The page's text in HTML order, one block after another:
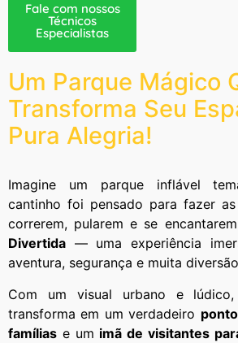
Fale com nossos
Técnicos
Especialistas
Um Parque Mágico
Transforma Seu
Pura Alegria!
Imagine um parque inflável
cantinho foi pensado para fazer
correrem, pularem e se
Divertida — uma experiência
aventura, segurança e muita
Com um visual urbano e
transforma em um verdadeiro
famílias e um imã de visitantes